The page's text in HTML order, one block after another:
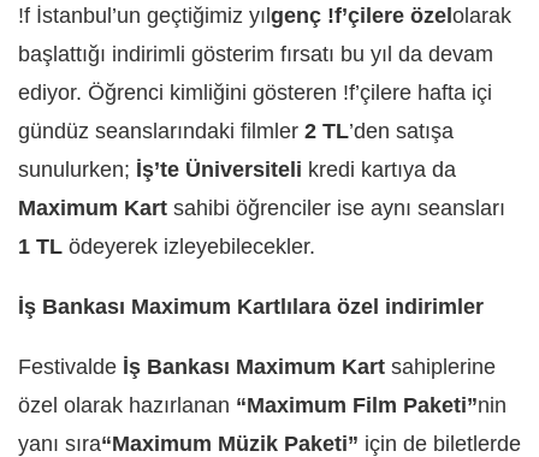
!f İstanbul’un geçtiğimiz yılgenç !f’çilere özelolarak
başlattığı indirimli gösterim fırsatı bu yıl da devam
ediyor. Öğrenci kimliğini gösteren !f’çilere hafta içi
gündüz seanslarındaki filmler 2 TL’den satışa
sunulurken; İş’te Üniversiteli kredi kartıya da
Maximum Kart sahibi öğrenciler ise aynı seansları
1 TL ödeyerek izleyebilecekler.
İş Bankası Maximum Kartlılara özel indirimler
Festivalde İş Bankası Maximum Kart sahiplerine
özel olarak hazırlanan “Maximum Film Paketi”nin
yanı sıra“Maximum Müzik Paketi” için de biletlerde